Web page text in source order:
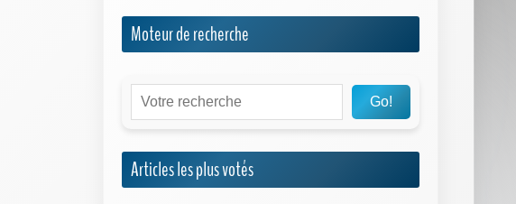
Moteur de recherche
Go!
Articles les plus votés